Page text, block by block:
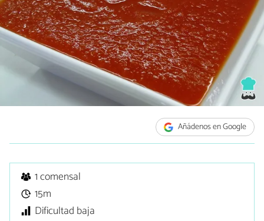
Añádenos en Google
1 comensal
15m
Dificultad baja